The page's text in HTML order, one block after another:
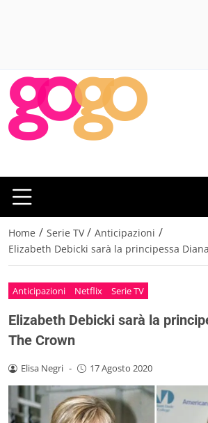
Home / Serie TV / Anticipazioni /
Elizabeth Debicki sarà la principessa
Anticipazioni Netflix Serie TV
Elizabeth Debicki sarà la
The Crown
Elisa Negri - 17 Agosto 2020